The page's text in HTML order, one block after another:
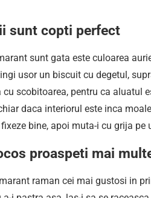
sunt copti perfect
sunt gata este culoarea
usor un biscuit cu degetul,
scobitoarea, pentru ca aluatul
daca interiorul este inca
bine, apoi muta-i cu grija pe
proaspeti mai
raman cei mai gustosi in